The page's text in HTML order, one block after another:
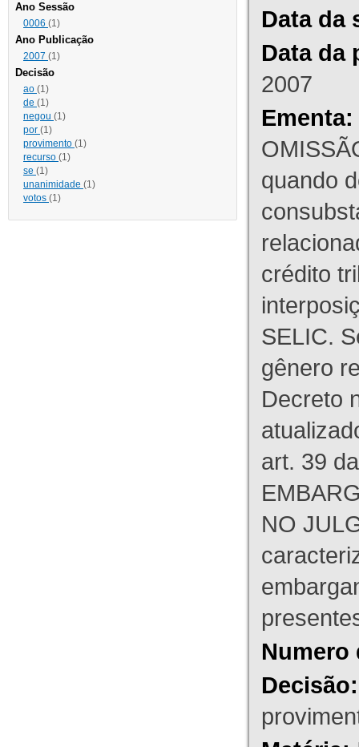
Ano Sessão
0006 (1)
Ano Publicação
2007 (1)
Decisão
ao (1)
de (1)
negou (1)
por (1)
provimento (1)
recurso (1)
se (1)
unanimidade (1)
votos (1)
Data da
Data da
2007
Ementa:
quando
crédito
SELIC.
gênero
Decreto
art. 39
NO
Numero
Decisão: